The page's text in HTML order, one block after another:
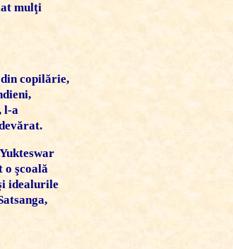
mulţi
copilărie,
l-a
o şcoală
idealurile